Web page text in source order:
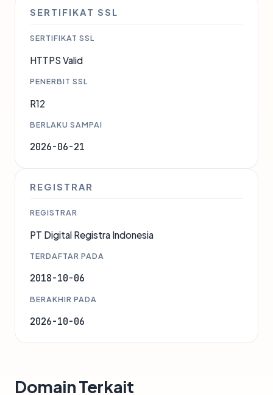
SERTIFIKAT SSL
SERTIFIKAT SSL
HTTPS Valid
PENERBIT SSL
R12
BERLAKU SAMPAI
2026-06-21
REGISTRAR
REGISTRAR
PT Digital Registra Indonesia
TERDAFTAR PADA
2018-10-06
BERAKHIR PADA
2026-10-06
Domain Terkait